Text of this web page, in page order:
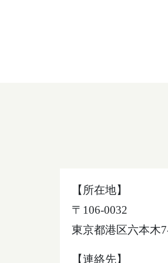
【所在地】
〒106-0032
東京都港区六本木
【連絡先】